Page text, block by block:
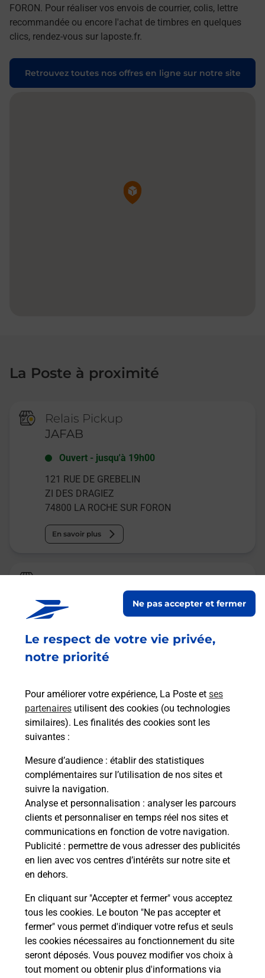
Le respect de votre vie privée,
notre priorité
Pour améliorer votre expérience, La Poste et ses
partenaires utilisent des cookies (ou technologies
similaires). Les finalités des cookies sont les
suivantes :
Mesure d’audience : établir des statistiques
complémentaires sur l’utilisation de nos sites et
suivre la navigation.
Analyse et personnalisation : analyser les parcours
clients et personnaliser en temps réel nos sites et
communications en fonction de votre navigation.
Publicité : permettre de vous adresser des publicités
en lien avec vos centres d’intérêts sur notre site et
en dehors.
En cliquant sur "Accepter et fermer" vous acceptez
tous les cookies. Le bouton "Ne pas accepter et
fermer" vous permet d'indiquer votre refus et seuls
les cookies nécessaires au fonctionnement du site
seront déposés. Vous pouvez modifier vos choix à
tout moment ou obtenir plus d'informations via
Ne pas accepter et fermer
FORON. Pour réaliser vos envois de courrier, colis, lettre
recommandée ou encore l'achat de timbres en quelques
clics, rendez-vous sur laposte.fr.
Retrouvez toutes nos offres en ligne sur notre site
Pin de la carte
La Poste à proximité
Relais Pickup
JAFAB
Ouvert - jusqu'à 19h00
121 RUE DE GREBELIN
ZI DES DRAGIEZ
74800 LA ROCHE SUR FORON
En savoir plus
La Poste Espace Clients Pro
LA ROCHE SUR FORON PDC1
jusqu'à 16h15
450 AVENUE JEAN MORIN
74800 LA ROCHE SUR FORON
Malin !
La Poste
en ligne
Ouvert 24h/24
En savoir plus
LA ROCHE SUR FORON
CONSIGNE NETTO LA ROCHE FORON